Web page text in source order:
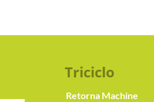
Triciclo
Retorna Machine